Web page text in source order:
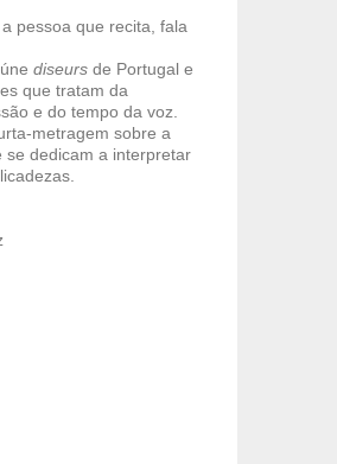
pessoa que recita, fala
diseurs de Portugal e
que tratam da
e do tempo da voz.
metragem sobre a
se dedicam a interpretar